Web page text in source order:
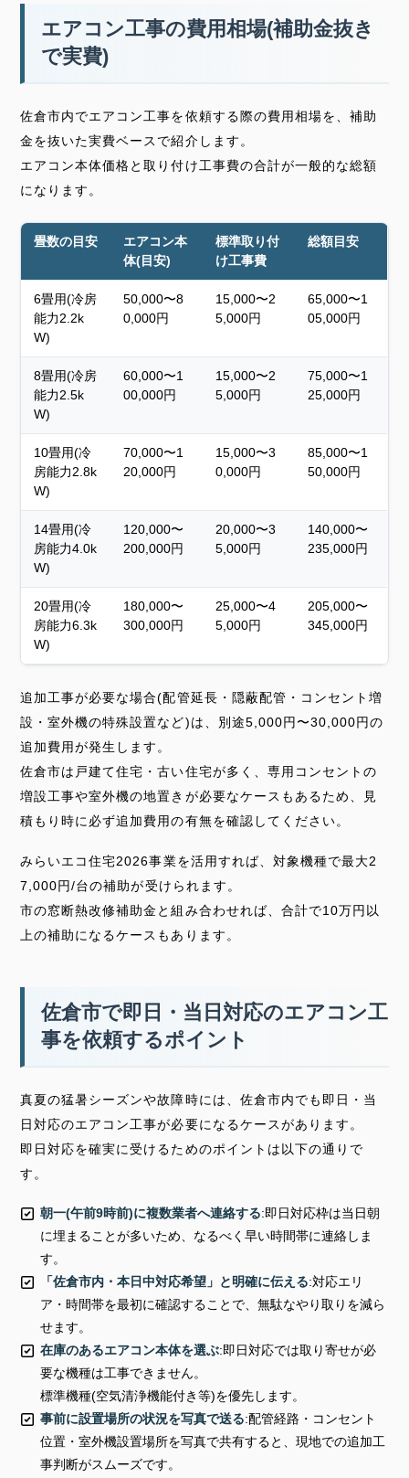
エアコン工事の費用相場(補助金抜き
で実費)
佐倉市内でエアコン工事を依頼する際の費用相場を、補助
金を抜いた実費ベースで紹介します。
エアコン本体価格と取り付け工事費の合計が一般的な総額
になります。
畳数の目安
エアコン本
体(目安)
標準取り付
け工事費
総額目安
6畳用(冷房
能力2.2k
W)
50,000〜8
0,000円
15,000〜2
5,000円
65,000〜1
05,000円
8畳用(冷房
能力2.5k
W)
60,000〜1
00,000円
15,000〜2
5,000円
75,000〜1
25,000円
10畳用(冷
房能力2.8k
W)
70,000〜1
20,000円
15,000〜3
0,000円
85,000〜1
50,000円
14畳用(冷
房能力4.0k
W)
120,000〜
200,000円
20,000〜3
5,000円
140,000〜
235,000円
20畳用(冷
房能力6.3k
W)
180,000〜
300,000円
25,000〜4
5,000円
205,000〜
345,000円
追加工事が必要な場合(配管延長・隠蔽配管・コンセント増
設・室外機の特殊設置など)は、別途5,000円〜30,000円の
追加費用が発生します。
佐倉市は戸建て住宅・古い住宅が多く、専用コンセントの
増設工事や室外機の地置きが必要なケースもあるため、見
積もり時に必ず追加費用の有無を確認してください。
みらいエコ住宅2026事業を活用すれば、対象機種で最大2
7,000円/台の補助が受けられます。
市の窓断熱改修補助金と組み合わせれば、合計で10万円以
上の補助になるケースもあります。
佐倉市で即日・当日対応のエアコン工
事を依頼するポイント
真夏の猛暑シーズンや故障時には、佐倉市内でも即日・当
日対応のエアコン工事が必要になるケースがあります。
即日対応を確実に受けるためのポイントは以下の通りで
す。
朝一(午前9時前)に複数業者へ連絡する:即日対応枠は当日朝
に埋まることが多いため、なるべく早い時間帯に連絡しま
す。
「佐倉市内・本日中対応希望」と明確に伝える:対応エリ
ア・時間帯を最初に確認することで、無駄なやり取りを減ら
せます。
在庫のあるエアコン本体を選ぶ:即日対応では取り寄せが必
要な機種は工事できません。
標準機種(空気清浄機能付き等)を優先します。
事前に設置場所の状況を写真で送る:配管経路・コンセント
位置・室外機設置場所を写真で共有すると、現地での追加工
事判断がスムーズです。